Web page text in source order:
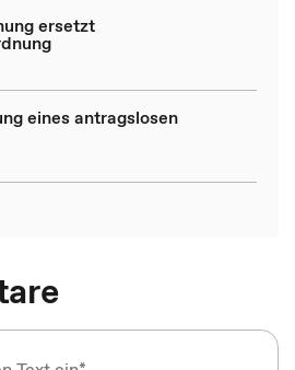
ersetzt
eines antragslosen